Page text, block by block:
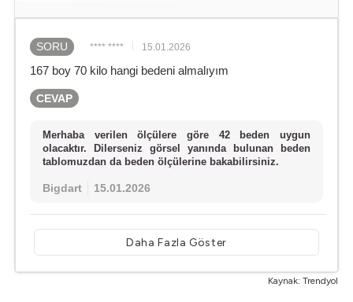
SORU **** **** 15.01.2026
167 boy 70 kilo hangi bedeni almalıyım
CEVAP
Merhaba verilen ölçülere göre 42 beden uygun
olacaktır. Dilerseniz görsel yanında bulunan beden
tablomuzdan da beden ölçülerine bakabilirsiniz.
Bigdart 15.01.2026
Daha Fazla Göster
Kaynak: Trendyol